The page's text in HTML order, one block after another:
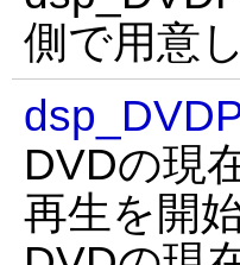
側で用意
DVDの現
再生を開